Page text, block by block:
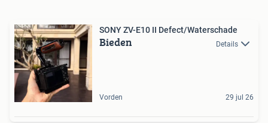
SONY ZV-E10 II Defect/Waterschade
Bieden Details
Vorden 29 jul 26